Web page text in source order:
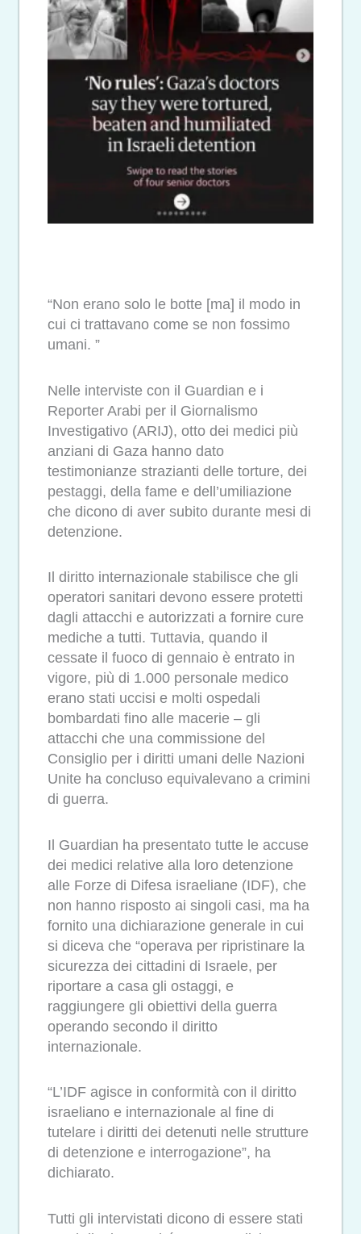
“Non erano solo le botte [ma] il modo in
cui ci trattavano come se non fossimo
umani. ”
Nelle interviste con il Guardian e i
Reporter Arabi per il Giornalismo
Investigativo (ARIJ), otto dei medici più
anziani di Gaza hanno dato
testimonianze strazianti delle torture, dei
pestaggi, della fame e dell’umiliazione
che dicono di aver subito durante mesi di
detenzione.
Il diritto internazionale stabilisce che gli
operatori sanitari devono essere protetti
dagli attacchi e autorizzati a fornire cure
mediche a tutti. Tuttavia, quando il
cessate il fuoco di gennaio è entrato in
vigore, più di 1.000 personale medico
erano stati uccisi e molti ospedali
bombardati fino alle macerie – gli
attacchi che una commissione del
Consiglio per i diritti umani delle Nazioni
Unite ha concluso equivalevano a crimini
di guerra.
Il Guardian ha presentato tutte le accuse
dei medici relative alla loro detenzione
alle Forze di Difesa israeliane (IDF), che
non hanno risposto ai singoli casi, ma ha
fornito una dichiarazione generale in cui
si diceva che “operava per ripristinare la
sicurezza dei cittadini di Israele, per
riportare a casa gli ostaggi, e
raggiungere gli obiettivi della guerra
operando secondo il diritto
internazionale.
“L’IDF agisce in conformità con il diritto
israeliano e internazionale al fine di
tutelare i diritti dei detenuti nelle strutture
di detenzione e interrogazione”, ha
dichiarato.
Tutti gli intervistati dicono di essere stati